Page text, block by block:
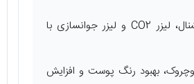
• شامل لیزر فرکشنال، لیزر CO2 و لیزر جوانسازی با
بهبود رنگ پوست و افزایش